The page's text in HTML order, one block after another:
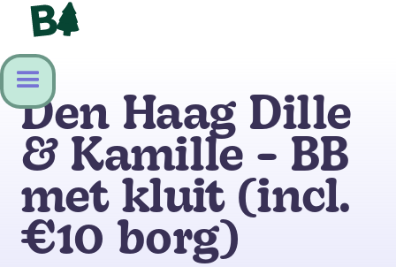
Den Haag Dille
& Kamille - BB
met kluit (incl.
€10 borg)